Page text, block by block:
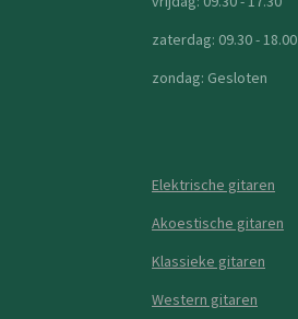
zaterdag: 09.30 - 18.00
zondag: Gesloten
Elektrische gitaren
Akoestische gitaren
Klassieke gitaren
Western gitaren